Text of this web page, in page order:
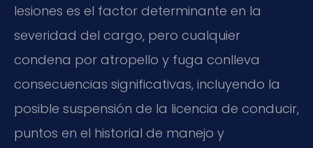
lesiones es el factor determinante en la
severidad del cargo, pero cualquier
condena por atropello y fuga conlleva
consecuencias significativas, incluyendo la
posible suspensión de la licencia de conducir,
puntos en el historial de manejo y